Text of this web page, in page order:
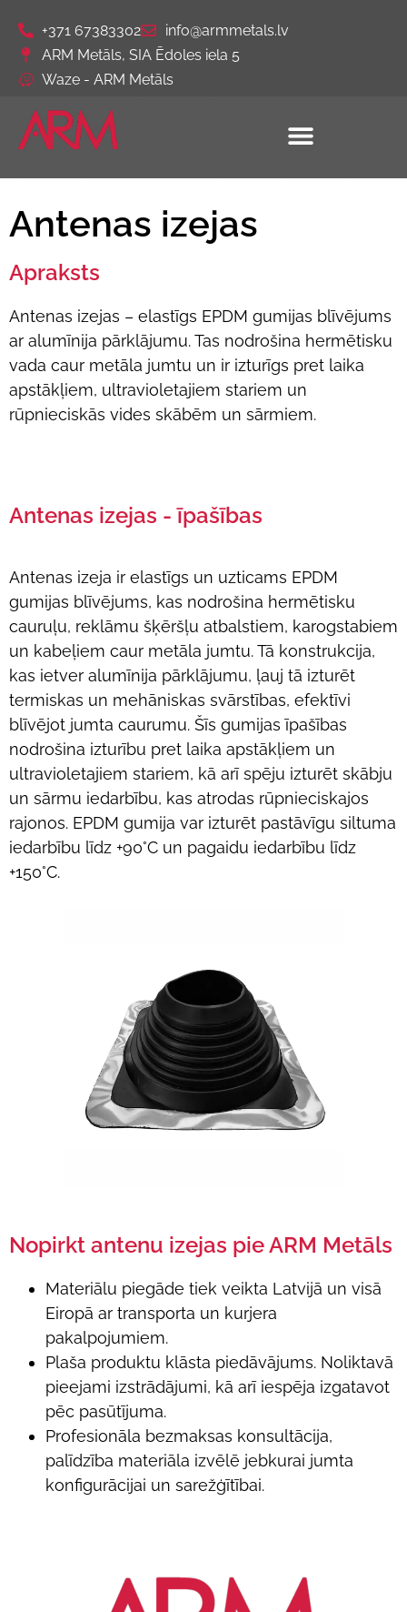
+371 67383302
info@armmetals.lv
ARM Metāls, SIA Ēdoles iela 5
Waze - ARM Metāls
Antenas izejas
Apraksts
Antenas izejas – elastīgs EPDM gumijas blīvējums
ar alumīnija pārklājumu. Tas nodrošina hermētisku
vada caur metāla jumtu un ir izturīgs pret laika
apstākļiem, ultravioletajiem stariem un
rūpnieciskās vides skābēm un sārmiem.
Antenas izejas - īpašības
Antenas izeja ir elastīgs un uzticams EPDM
gumijas blīvējums, kas nodrošina hermētisku
cauruļu, reklāmu šķēršļu atbalstiem, karogstabiem
un kabeļiem caur metāla jumtu. Tā konstrukcija,
kas ietver alumīnija pārklājumu, ļauj tā izturēt
termiskas un mehāniskas svārstības, efektīvi
blīvējot jumta caurumu. Šīs gumijas īpašības
nodrošina izturību pret laika apstākļiem un
ultravioletajiem stariem, kā arī spēju izturēt skābju
un sārmu iedarbību, kas atrodas rūpnieciskajos
rajonos. EPDM gumija var izturēt pastāvīgu siltuma
iedarbību līdz +90°C un pagaidu iedarbību līdz
+150°C.
Nopirkt antenu izejas pie ARM Metāls
Materiālu piegāde tiek veikta Latvijā un visā
Eiropā ar transporta un kurjera
pakalpojumiem.
Plaša produktu klāsta piedāvājums. Noliktavā
pieejami izstrādājumi, kā arī iespēja izgatavot
pēc pasūtījuma.
Profesionāla bezmaksas konsultācija,
palīdzība materiāla izvēlē jebkurai jumta
konfigurācijai un sarežģītībai.